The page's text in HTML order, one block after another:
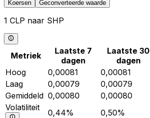
Koersen Geconverteerde waarde
1 CLP naar SHP
Metriek
Laatste 7
dagen
Laatste 30
dagen
Hoog
0,00081 0,00081
Laag
0,00079 0,00079
Gemiddeld 0,00080 0,00080
Volatiliteit
0,44% 0,50%